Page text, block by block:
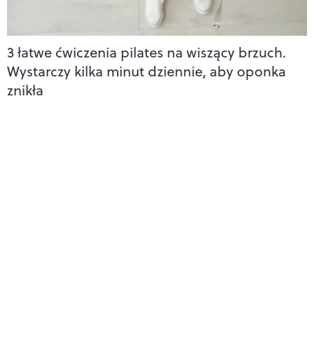
3 łatwe ćwiczenia pilates na wiszący brzuch.
Wystarczy kilka minut dziennie, aby oponka
znikła